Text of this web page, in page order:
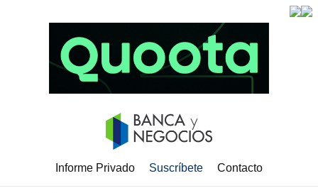
Informe Privado Suscríbete Contacto